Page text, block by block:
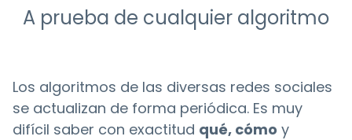
A prueba de cualquier algoritmo
Los algoritmos de las diversas redes sociales
se actualizan de forma periódica. Es muy
difícil saber con exactitud qué, cómo y